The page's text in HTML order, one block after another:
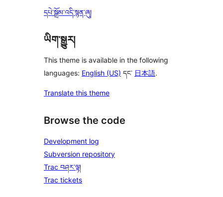
དཔེ་སྒྲོམ་འདི་སྙན་ཞུ།
ཡིག་སྒྱུར།
This theme is available in the following
languages: English (US) དང་ 日本語.
Translate this theme
Browse the code
Development log
Subversion repository
Trac བཤར་ལྟ།
Trac tickets